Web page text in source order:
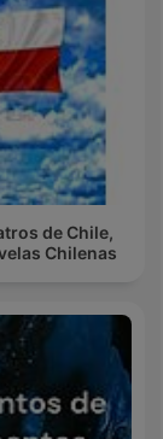
de Chile,
Chilenas